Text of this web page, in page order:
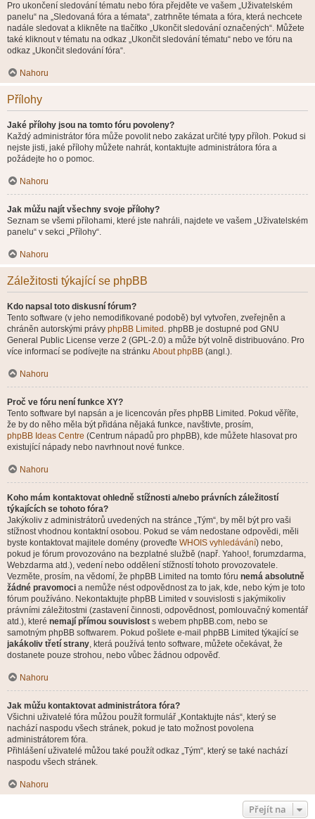
Pro ukončení sledování tématu nebo fóra přejděte ve vašem „Uživatelském
panelu“ na „Sledovaná fóra a témata“, zatrhněte témata a fóra, která nechcete
nadále sledovat a klikněte na tlačítko „Ukončit sledování označených“. Můžete
také kliknout v tématu na odkaz „Ukončit sledování tématu“ nebo ve fóru na
odkaz „Ukončit sledování fóra“.
Nahoru
Přílohy
Jaké přílohy jsou na tomto fóru povoleny?
Každý administrátor fóra může povolit nebo zakázat určité typy příloh. Pokud si
nejste jisti, jaké přílohy můžete nahrát, kontaktujte administrátora fóra a
požádejte ho o pomoc.
Nahoru
Jak můžu najít všechny svoje přílohy?
Seznam se všemi přílohami, které jste nahráli, najdete ve vašem „Uživatelském
panelu“ v sekci „Přílohy“.
Nahoru
Záležitosti týkající se phpBB
Kdo napsal toto diskusní fórum?
Tento software (v jeho nemodifikované podobě) byl vytvořen, zveřejněn a
chráněn autorskými právy phpBB Limited . phpBB je dostupné pod GNU
General Public License verze 2 (GPL-2.0) a může být volně distribuováno. Pro
více informací se podívejte na stránku About phpBB (angl.).
Nahoru
Proč ve fóru není funkce XY?
Tento software byl napsán a je licencován přes phpBB Limited. Pokud věříte,
že by do něho měla být přidána nějaká funkce, navštivte, prosím,
phpBB Ideas Centre (Centrum nápadů pro phpBB), kde můžete hlasovat pro
existující nápady nebo navrhnout nové funkce.
Nahoru
Koho mám kontaktovat ohledně stížnosti a/nebo právních záležitostí
týkajících se tohoto fóra?
Jakýkoliv z administrátorů uvedených na stránce „Tým“, by měl být pro vaši
stížnost vhodnou kontaktní osobou. Pokud se vám nedostane odpovědi, měli
byste kontaktovat majitele domény (proveďte WHOIS vyhledávání) nebo,
pokud je fórum provozováno na bezplatné službě (např. Yahoo!, forumzdarma,
Webzdarma atd.), vedení nebo oddělení stížností tohoto provozovatele.
Vezměte, prosím, na vědomí, že phpBB Limited na tomto fóru nemá absolutně
žádné pravomoci a nemůže nést odpovědnost za to jak, kde, nebo kým je toto
fórum používáno. Nekontaktujte phpBB Limited v souvislosti s jakýmikoliv
právními záležitostmi (zastavení činnosti, odpovědnost, pomlouvačný komentář
atd.), které nemají přímou souvislost s webem phpBB.com, nebo se
samotným phpBB softwarem. Pokud pošlete e-mail phpBB Limited týkající se
jakákoliv třetí strany, která používá tento software, můžete očekávat, že
dostanete pouze strohou, nebo vůbec žádnou odpověď.
Nahoru
Jak můžu kontaktovat administrátora fóra?
Všichni uživatelé fóra můžou použít formulář „Kontaktujte nás“, který se
nachází naspodu všech stránek, pokud je tato možnost povolena
administrátorem fóra.
Přihlášení uživatelé můžou také použít odkaz „Tým“, který se také nachází
naspodu všech stránek.
Nahoru
Přejít na